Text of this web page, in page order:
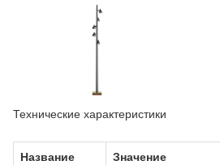
Технические характеристики
Название Значение